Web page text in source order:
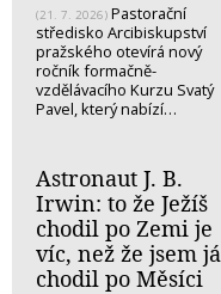
(21. 7. 2026) Pastorační
středisko Arcibiskupství
pražského otevírá nový
ročník formačně-
vzdělávacího Kurzu Svatý
Pavel, který nabízí…
Astronaut J. B.
Irwin: to že Ježíš
chodil po Zemi je
víc, než že jsem já
chodil po Měsíci